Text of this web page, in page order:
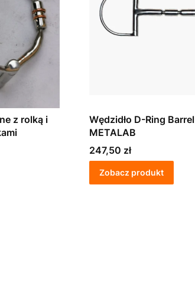
z rolką i
Wędzidło D-Ring Barrel z tuleją
METALAB
Cena
247,50 zł
Zobacz produkt